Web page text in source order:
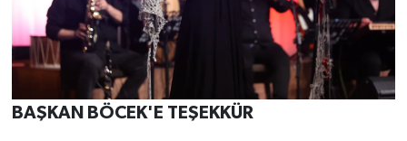
BAŞKAN BÖCEK'E TEŞEKKÜR